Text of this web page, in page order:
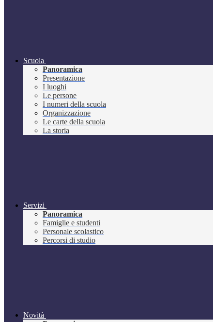
Scuola
Panoramica
Presentazione
I luoghi
Le persone
I numeri della scuola
Organizzazione
Le carte della scuola
La storia
Servizi
Panoramica
Famiglie e studenti
Personale scolastico
Percorsi di studio
Novità